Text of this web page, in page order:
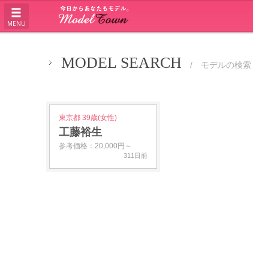
MENU
MODEL SEARCH / モデルの検索
東京都 39歳(女性)
工藤裕生
参考価格：20,000円～
311日前